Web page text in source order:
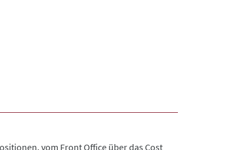
vom Front Office über das Cost